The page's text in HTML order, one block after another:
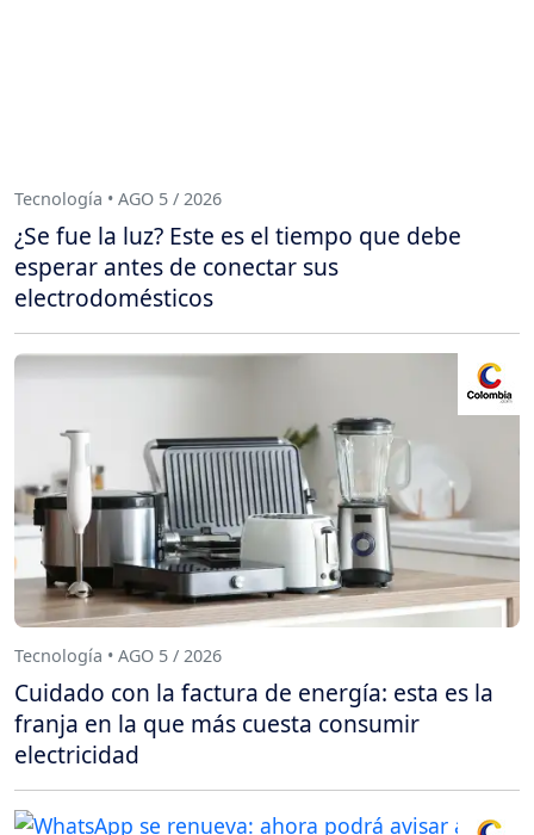
Tecnología • AGO 5 / 2026
¿Se fue la luz? Este es el tiempo que debe
esperar antes de conectar sus
electrodomésticos
Tecnología • AGO 5 / 2026
Cuidado con la factura de energía: esta es la
franja en la que más cuesta consumir
electricidad